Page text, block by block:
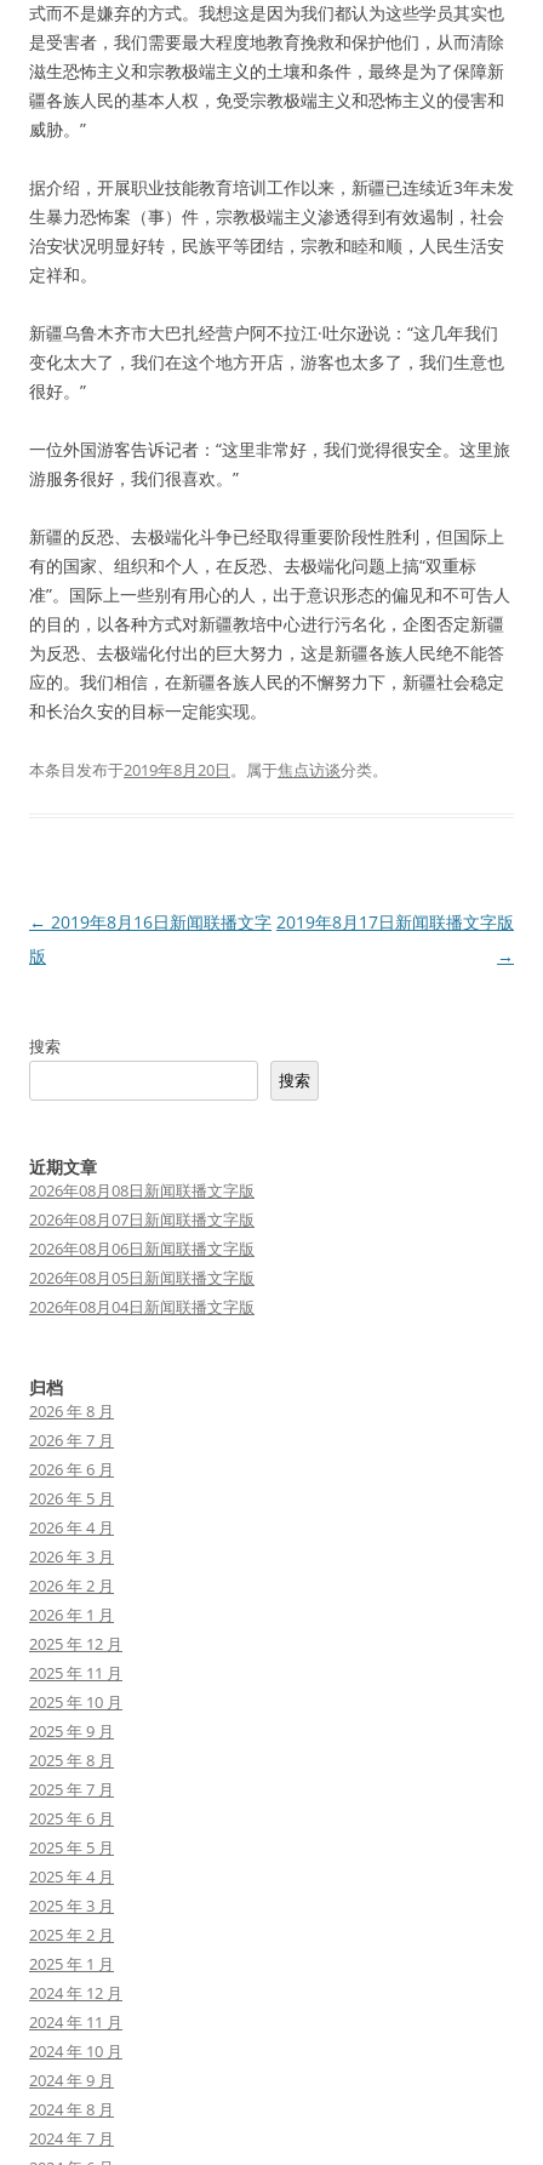
式而不是嫌弃的方式。我想这是因为我们都认为这些学员其实也
是受害者，我们需要最大程度地教育挽救和保护他们，从而清除
滋生恐怖主义和宗教极端主义的土壤和条件，最终是为了保障新
疆各族人民的基本人权，免受宗教极端主义和恐怖主义的侵害和
威胁。”
据介绍，开展职业技能教育培训工作以来，新疆已连续近3年未发
生暴力恐怖案（事）件，宗教极端主义渗透得到有效遏制，社会
治安状况明显好转，民族平等团结，宗教和睦和顺，人民生活安
定祥和。
新疆乌鲁木齐市大巴扎经营户阿不拉江·吐尔逊说：“这几年我们
变化太大了，我们在这个地方开店，游客也太多了，我们生意也
很好。”
一位外国游客告诉记者：“这里非常好，我们觉得很安全。这里旅
游服务很好，我们很喜欢。”
新疆的反恐、去极端化斗争已经取得重要阶段性胜利，但国际上
有的国家、组织和个人，在反恐、去极端化问题上搞“双重标
准”。国际上一些别有用心的人，出于意识形态的偏见和不可告人
的目的，以各种方式对新疆教培中心进行污名化，企图否定新疆
为反恐、去极端化付出的巨大努力，这是新疆各族人民绝不能答
应的。我们相信，在新疆各族人民的不懈努力下，新疆社会稳定
和长治久安的目标一定能实现。
本条目发布于2019年8月20日。属于焦点访谈分类。
文
章
← 2019年8月16日新闻联播文字
版
2019年8月17日新闻联播文字版
→
搜索
搜索
近期文章
2026年08月08日新闻联播文字版
2026年08月07日新闻联播文字版
2026年08月06日新闻联播文字版
2026年08月05日新闻联播文字版
2026年08月04日新闻联播文字版
归档
2026 年 8 月
2026 年 7 月
2026 年 6 月
2026 年 5 月
2026 年 4 月
2026 年 3 月
2026 年 2 月
2026 年 1 月
2025 年 12 月
2025 年 11 月
2025 年 10 月
2025 年 9 月
2025 年 8 月
2025 年 7 月
2025 年 6 月
2025 年 5 月
2025 年 4 月
2025 年 3 月
2025 年 2 月
2025 年 1 月
2024 年 12 月
2024 年 11 月
2024 年 10 月
2024 年 9 月
2024 年 8 月
2024 年 7 月